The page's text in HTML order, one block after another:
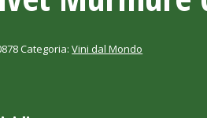
Categoria:Vini dal Mondo